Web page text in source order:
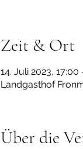
Zeit & Ort
14. Juli 2023, 17:00
Landgasthof
Über die